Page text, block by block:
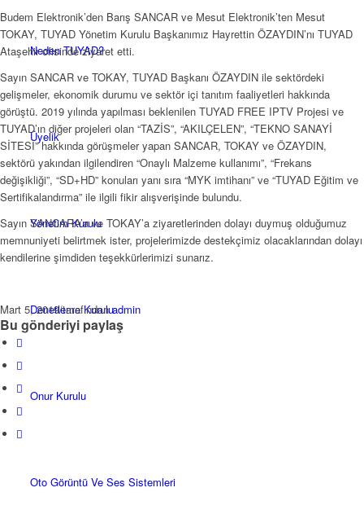
Neden TUYAD?
Üyelik
Yönetim Kurulu
Denetleme Kurulu
Onur Kurulu
Oto Görüntü Ve Ses Sistemleri
Budem Elektronik’den Barış SANCAR ve Mesut Elektronik’ten Mesut
TOKAY, TUYAD Yönetim Kurulu Başkanımız Hayrettin ÖZAYDIN’nı TUYAD
Ataşehir ofisinde ziyaret etti.
Sayın SANCAR ve TOKAY, TUYAD Başkanı ÖZAYDIN ile sektördeki
gelişmeler, ekonomik durumu ve sektör içi tanıtım faaliyetleri hakkında
görüştü. 2019 yılında yapılması beklenilen TUYAD FREE IPTV Projesi ve
TUYAD’ın diğer projeleri olan “TAZİS”, “AKILÇELEN”, “TEKNO SANAYİ
SİTESİ” hakkında görüşmeler yapan SANCAR, TOKAY ve ÖZAYDIN,
sektörü yakından ilgilendiren “Onaylı Malzeme kullanımı”, “Frekans
değişikliği”, “SD+HD” konuları yanı sıra “MYK imtihanı” ve “TUYAD Eğitim ve
Sertifikalandırma” ile ilgili fikir alışverişinde bulundu.
Sayın SANCARA’a ve TOKAY’a ziyaretlerinden dolayı duymuş olduğumuz
memnuniyeti belirtmek ister, projelerimizde destekçimiz olacaklarından dolayı
kendilerine şimdiden teşekkürlerimizi sunarız.
Mart 5, 2019/tarafındanadmin
Bu gönderiyi paylaş